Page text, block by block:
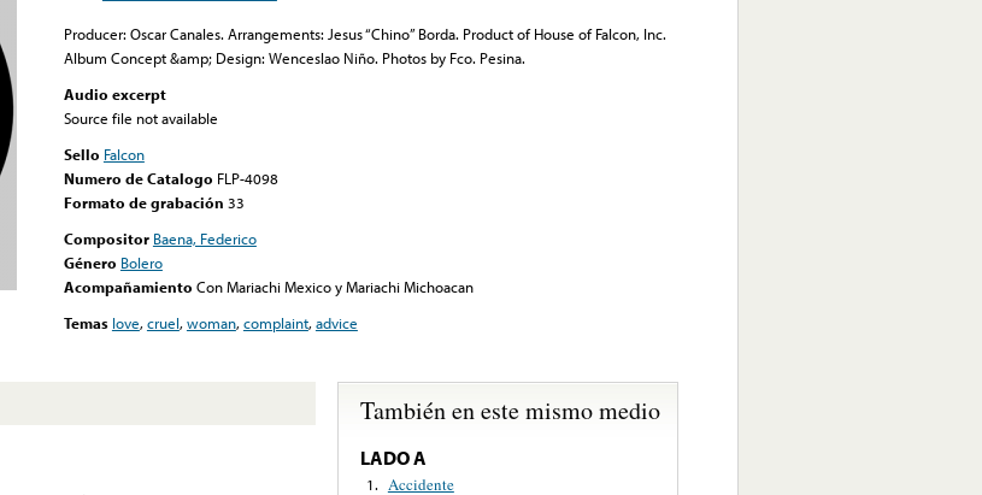
Producer: Oscar Canales. Arrangements: Jesus “Chino” Borda. Product of House of Falcon, Inc.
Album Concept &amp; Design: Wenceslao Niño. Photos by Fco. Pesina.
Audio excerpt
Source file not available
Sello Falcon
Numero de Catalogo FLP-4098
Formato de grabación 33
Compositor Baena, Federico
Género Bolero
Acompañamiento Con Mariachi Mexico y Mariachi Michoacan
Temas love,cruel,woman,complaint,advice
También en este mismo medio
LADO A
1. Accidente